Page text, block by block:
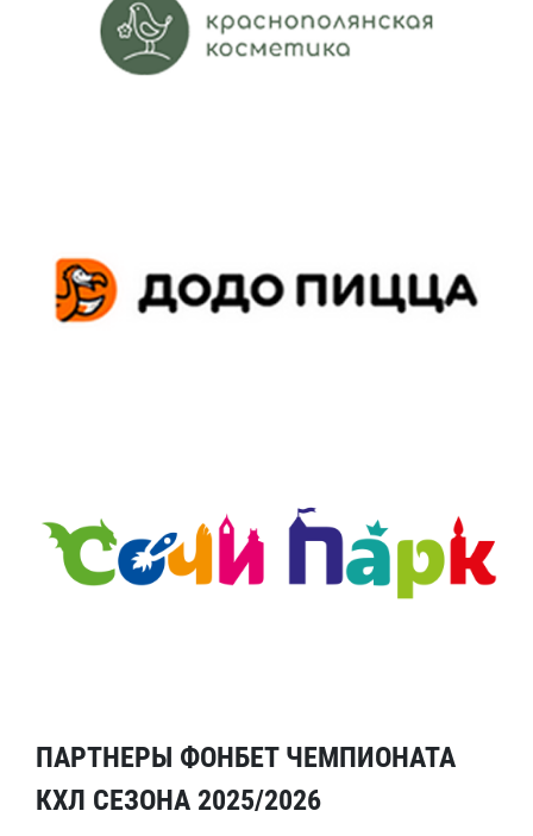
ПАРТНЕРЫ ФОНБЕТ ЧЕМПИОНАТА
КХЛ СЕЗОНА 2025/2026